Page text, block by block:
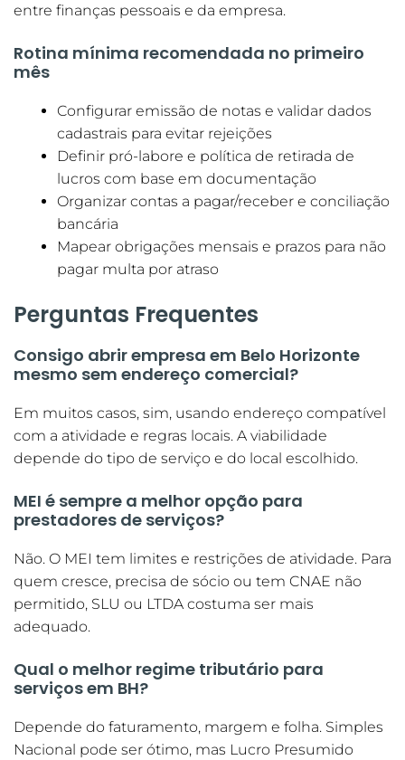
entre finanças pessoais e da empresa.
Rotina mínima recomendada no primeiro
mês
Configurar emissão de notas e validar dados
cadastrais para evitar rejeições
Definir pró-labore e política de retirada de
lucros com base em documentação
Organizar contas a pagar/receber e conciliação
bancária
Mapear obrigações mensais e prazos para não
pagar multa por atraso
Perguntas Frequentes
Consigo abrir empresa em Belo Horizonte
mesmo sem endereço comercial?
Em muitos casos, sim, usando endereço compatível
com a atividade e regras locais. A viabilidade
depende do tipo de serviço e do local escolhido.
MEI é sempre a melhor opção para
prestadores de serviços?
Não. O MEI tem limites e restrições de atividade. Para
quem cresce, precisa de sócio ou tem CNAE não
permitido, SLU ou LTDA costuma ser mais
adequado.
Qual o melhor regime tributário para
serviços em BH?
Depende do faturamento, margem e folha. Simples
Nacional pode ser ótimo, mas Lucro Presumido